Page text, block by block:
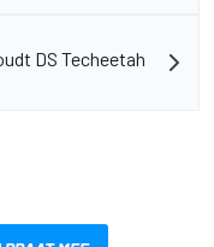
DS Techeetah